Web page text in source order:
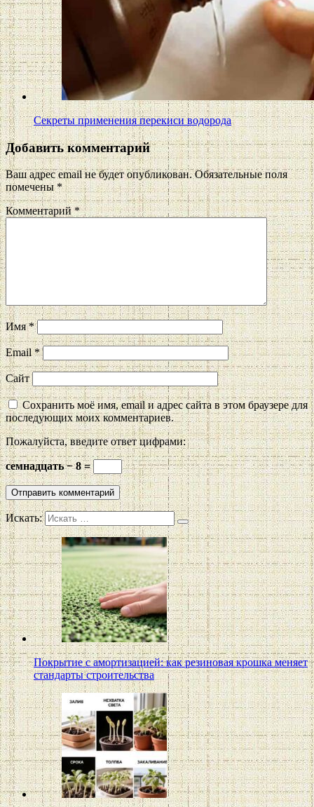
Секреты применения перекиси водорода
Добавить комментарий
Ваш адрес email не будет опубликован. Обязательные поля
помечены*
Комментарий*
Имя*
Email*
Сайт
Сохранить моё имя, email и адрес сайта в этом браузере для
последующих моих комментариев.
Пожалуйста, введите ответ цифрами:
семнадцать − 8 =
Искать:
Покрытие с амортизацией: как резиновая крошка меняет
стандарты строительства